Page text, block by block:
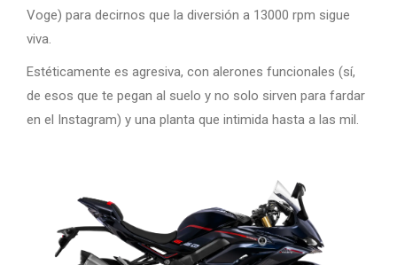
Voge) para decirnos que la diversión a 13000 rpm sigue
viva.
Estéticamente es agresiva, con alerones funcionales (sí,
de esos que te pegan al suelo y no solo sirven para fardar
en el Instagram) y una planta que intimida hasta a las mil.